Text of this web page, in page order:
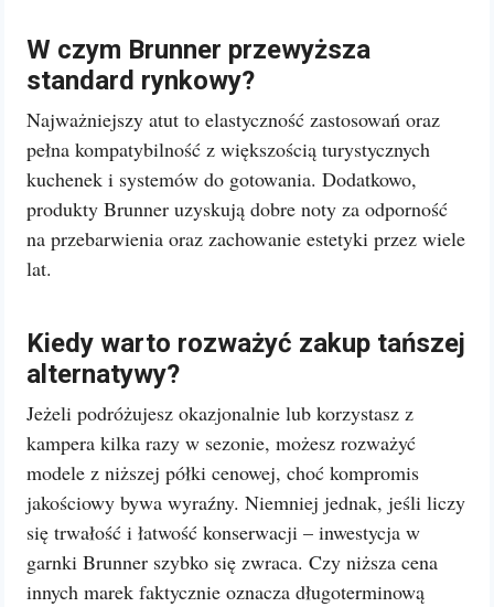
W czym Brunner przewyższa
standard rynkowy?
Najważniejszy atut to elastyczność zastosowań oraz
pełna kompatybilność z większością turystycznych
kuchenek i systemów do gotowania. Dodatkowo,
produkty Brunner uzyskują dobre noty za odporność
na przebarwienia oraz zachowanie estetyki przez wiele
lat.
Kiedy warto rozważyć zakup tańszej
alternatywy?
Jeżeli podróżujesz okazjonalnie lub korzystasz z
kampera kilka razy w sezonie, możesz rozważyć
modele z niższej półki cenowej, choć kompromis
jakościowy bywa wyraźny. Niemniej jednak, jeśli liczy
się trwałość i łatwość konserwacji – inwestycja w
garnki Brunner szybko się zwraca. Czy niższa cena
innych marek faktycznie oznacza długoterminową